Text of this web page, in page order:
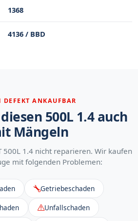
1368
4136 / BBD
DEFEKT ANKAUFBAR
500L 1.4 auch
Mängeln
500L 1.4 nicht reparieren. Wir kaufen
mit folgenden Problemen:
Getriebeschaden
Unfallschaden